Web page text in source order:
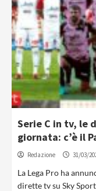
Serie C in tv, le
giornata: c’è il
Redazione 31/03/
La Lega Pro ha
dirette tv su Sky